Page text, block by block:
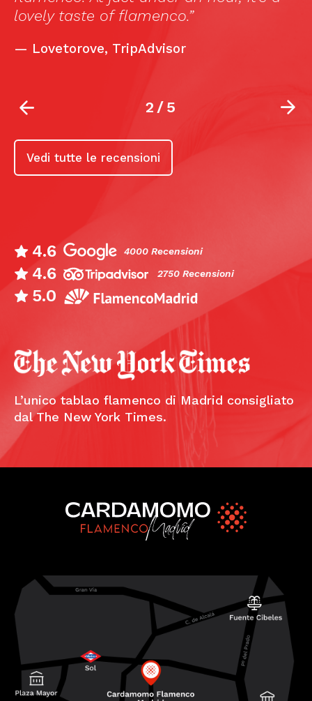
lovely taste of flamenco.”
— Lovetorove, TripAdvisor
2/5
Vedi tutte le recensioni
4.6 4000 Recensioni
4.6 2750 Recensioni
5.0
L’unico tablao flamenco di Madrid consigliato
dal The New York Times.